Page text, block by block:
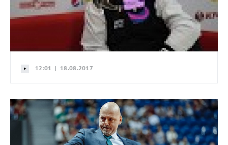
12:01 | 18.08.2017